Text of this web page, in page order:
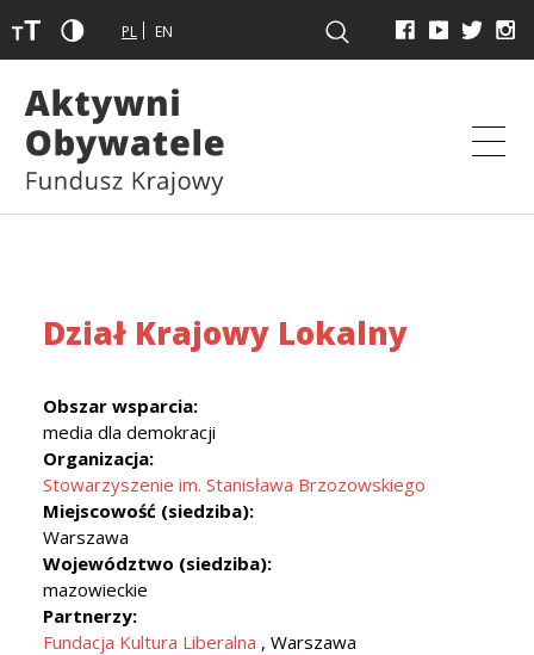
PL EN
Dział Krajowy Lokalny
Obszar wsparcia:
media dla demokracji
Organizacja:
Stowarzyszenie im. Stanisława Brzozowskiego
Miejscowość (siedziba):
Warszawa
Województwo (siedziba):
mazowieckie
Partnerzy:
Fundacja Kultura Liberalna , Warszawa